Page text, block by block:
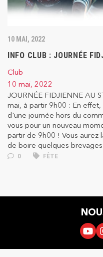
10 MAI, 2022
INFO CLUB : JOURNÉE
Club
10 mai, 2022
JOURNÉE FIDJIENNE AU
mai, à partir 9h00 : En
d'une journée hors du
vous pour un nouveau
partir de 9h00 ! Vous aurez
de boire quelques
0 FÊTE